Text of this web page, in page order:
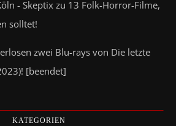
- Skeptix zu 13 Folk-Horror-Filme,
solltet!
zwei Blu-rays von Die letzte
[beendet]
KATEGORIEN